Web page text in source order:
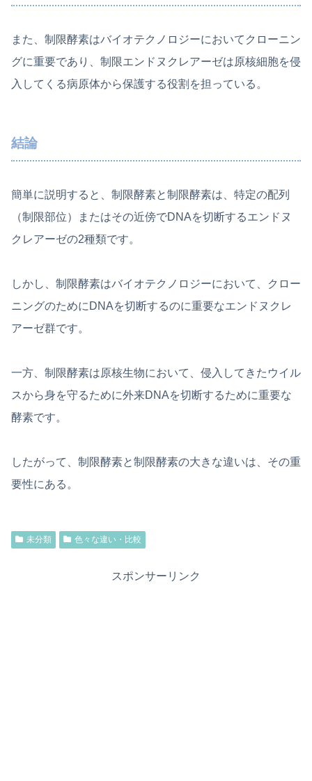
また、制限酵素はバイオテクノロジーにおいてクローニン
グに重要であり、制限エンドヌクレアーゼは原核細胞を侵
入してくる病原体から保護する役割を担っている。
結論
簡単に説明すると、制限酵素と制限酵素は、特定の配列
（制限部位）またはその近傍でDNAを切断するエンドヌ
クレアーゼの2種類です。
しかし、制限酵素はバイオテクノロジーにおいて、クロー
ニングのためにDNAを切断するのに重要なエンドヌクレ
アーゼ群です。
一方、制限酵素は原核生物において、侵入してきたウイル
スから身を守るために外来DNAを切断するために重要な
酵素です。
したがって、制限酵素と制限酵素の大きな違いは、その重
要性にある。
未分類 色々な違い・比較
スポンサーリンク